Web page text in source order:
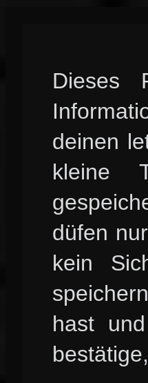
Dieses
deinen
kleine
düfen
kein
hast